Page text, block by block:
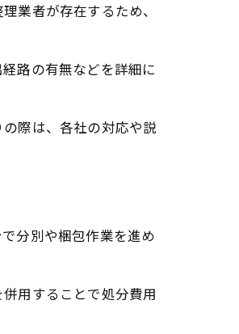
業者が存在するため、
路の有無などを詳細に
際は、各社の対応や説
分別や梱包作業を進め
用することで処分費用